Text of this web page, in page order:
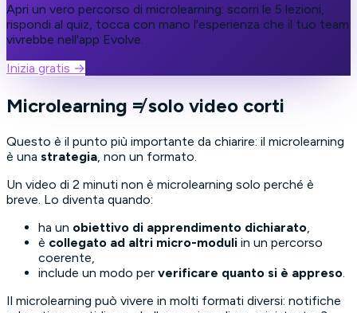
Apri un vero percorso di microlearning: scorri le 5 lezioni,
rispondi al quiz, tocca con mano l'esperienza che il tuo team
vivrebbe nell'app Evolve.
Inizia gratis →
Microlearning ≠ solo video corti
Questo è il punto più importante da chiarire: il microlearning
è una strategia , non un formato.
Un video di 2 minuti non è microlearning solo perché è
breve. Lo diventa quando:
ha un obiettivo di apprendimento dichiarato
è collegato ad altri micro-moduli in un percorso
coerente,
include un modo per verificare quanto si è appreso
Il microlearning può vivere in molti formati diversi: notifiche